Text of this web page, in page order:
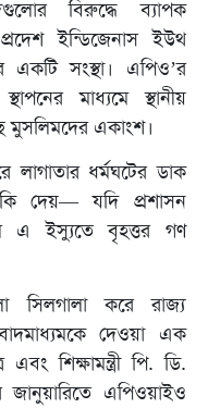
বিরুদ্ধে ব্যাপক
ইন্ডিজেনাস ইউথ
একটি সংস্থা। এপিও’র
মাধ্যমে স্থানীয়
মুসলিমদের একাংশ।
লাগাতার ধর্মঘটের ডাক
দেয়— যদি প্রশাসন
এ ইস্যুতে বৃহত্তর গণ
সিলগালা করে রাজ্য
দেওয়া এক
শিক্ষামন্ত্রী পি. ডি.
এপিওয়াইও